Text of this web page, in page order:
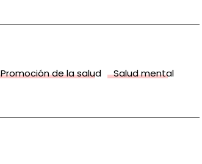
Promoción de la salud Salud mental